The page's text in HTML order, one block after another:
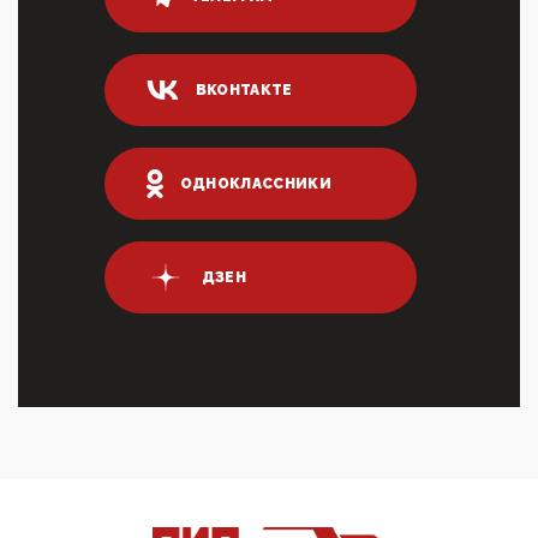
80% сирийцев в ФРГ должны вернуться на родину.
04:47, 10 Апреля 2026
ИНН для переводов по СБП это первый шаг из
логических двухЗаполнение ИНН при любых
переводах по ...
03:35, 10 Апреля 2026
Суммарное вознаграждение менеджменту в 15
крупных банках по итогам 2025 года превысило 63
03:01, 10 Апреля 2026
Террорист и убийца Буданов вальяжно сообщил,
что союзники просили Киев не наносить удары по
входМошенники активно пользуются аккаунтами на
ВКОНТАКТЕ
ОДНОКЛАССНИКИ
ДЗЕН